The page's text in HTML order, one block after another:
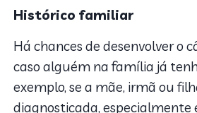
Histórico familiar
Há chances de desenvolver o
caso alguém na família já
exemplo, se a mãe, irmã ou
diagnosticada, especialmente